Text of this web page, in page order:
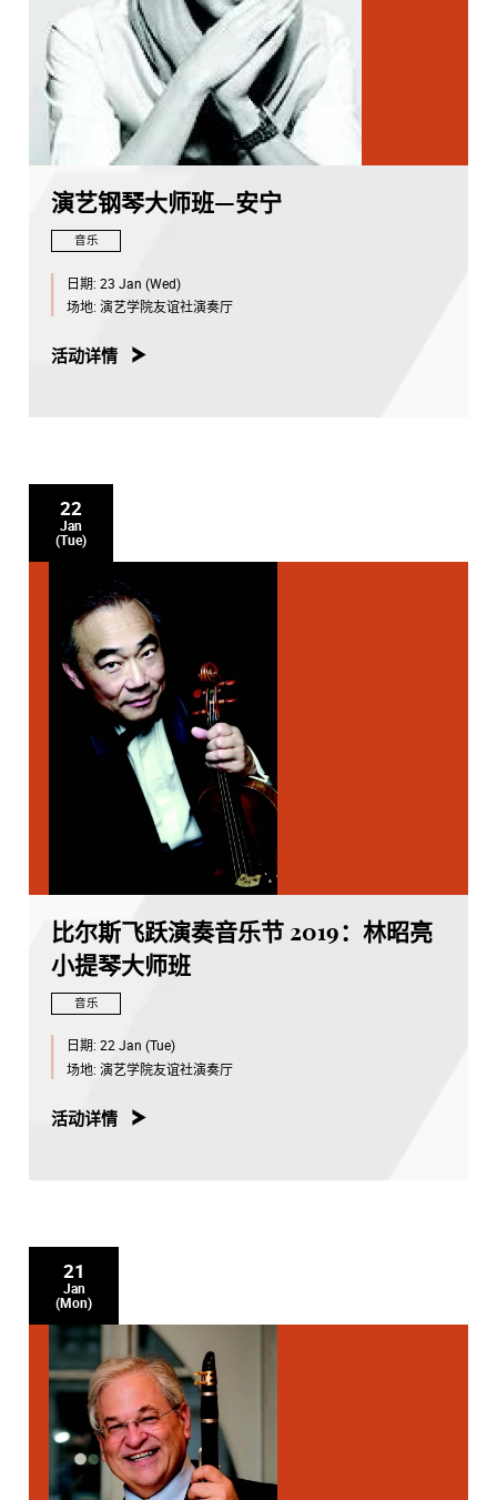
演艺钢琴大师班—安宁
音乐
日期: 23 Jan (Wed)
场地: 演艺学院友谊社演奏厅
活动详情
22
Jan
(Tue)
比尔斯飞跃演奏音乐节 2019：林昭亮
小提琴大师班
音乐
日期: 22 Jan (Tue)
场地: 演艺学院友谊社演奏厅
活动详情
21
Jan
(Mon)